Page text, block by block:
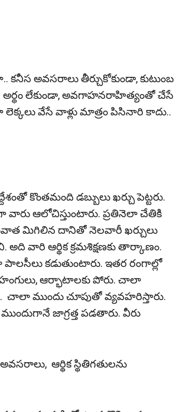
అవసరాలు తీర్చుకోకుండా, కుటుంబ
అర్థం లేకుండా, అవగాహనరాహిత్యంతో చేసే
వేసే వాళ్లు మాత్రం పిసినారి కాదు..
కొంత‌మంది డ‌బ్బులు ఖ‌ర్చు పెట్ట‌రు.
వారు ఆలోచిస్తుంటారు. ప్ర‌తినెలా చేతికి
మిగిలిన దానితో నెలవారీ ఖర్చులు
వారి ఆర్థిక క్రమశిక్షణకు తార్కాణం.
క‌డుతుంటారు. ఇత‌ర రంగాల్లో
హంగులు, ఆర్భాటాల‌కు పోరు. చాలా
చాలా ముందు చూపుతో వ్య‌వ‌హ‌రిస్తారు.
జాగ్ర‌త్త ప‌డ‌తారు. వీరు
ఆర్థిక స్థితిగతులను